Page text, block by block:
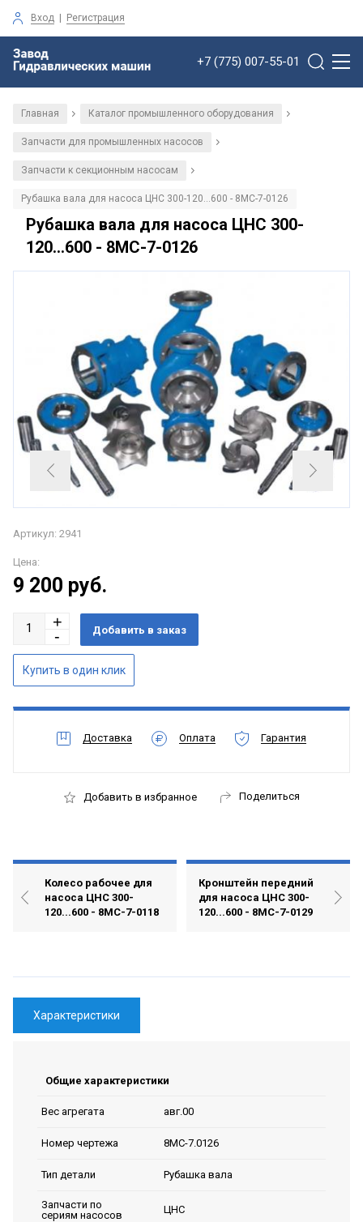
Вход | Регистрация
+7 (775) 007-55-01
Главная / Каталог промышленного оборудования /
Запчасти для промышленных насосов /
Запчасти к секционным насосам /
Рубашка вала для насоса ЦНС 300-120...600 - 8МС-7-0126
Рубашка вала для насоса ЦНС 300-
120...600 - 8МС-7-0126
Артикул: 2941
Цена:
9 200 руб.
Доставка Оплата Гарантия
Добавить в избранное Поделиться
Колесо рабочее для
насоса ЦНС 300-
120...600 - 8МС-7-0118
Кронштейн передний
для насоса ЦНС 300-
120...600 - 8МС-7-0129
Характеристики
Общие характеристики
Вес агрегата авг.00
Номер чертежа 8МС-7.0126
Тип детали Рубашка вала
Запчасти по
сериям насосов
ЦНС